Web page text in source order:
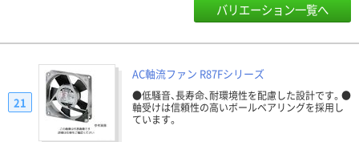
バリエーション一覧へ
AC軸流ファン R87Fシリーズ
●低騒音、長寿命、耐環境性を配慮した設計です。●
軸受けは信頼性の高いボールベアリングを採用し
ています。
21